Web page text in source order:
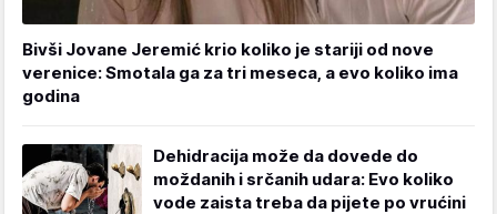
Bivši Jovane Jeremić krio koliko je stariji od nove
verenice: Smotala ga za tri meseca, a evo koliko ima
godina
Dehidracija može da dovede do
moždanih i srčanih udara: Evo koliko
vode zaista treba da pijete po vrućini